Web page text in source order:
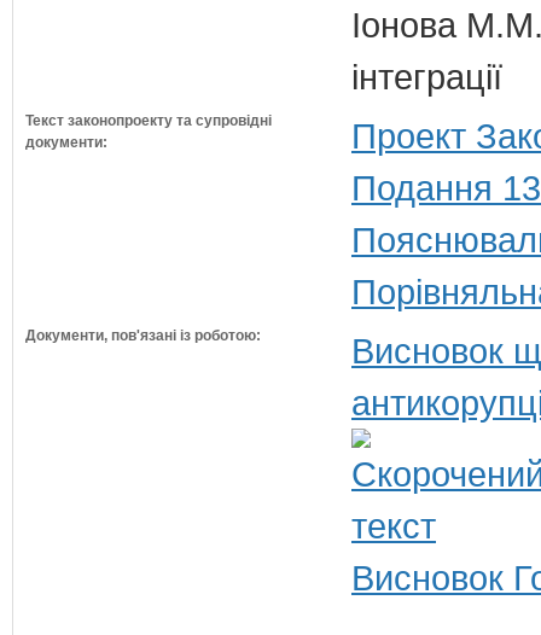
Іонова М.М.
інтеграції
Текст законопроекту та супровідні
документи:
Проект
Подання
Документи, пов'язані із роботою:
Висновок
Висновок